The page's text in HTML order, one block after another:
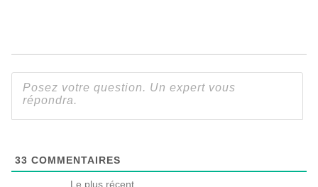
33 COMMENTAIRES
Le plus récent